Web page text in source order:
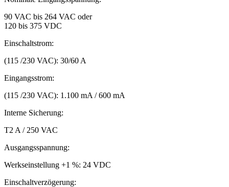
90 VAC bis 264 VAC oder
120 bis 375 VDC
Einschaltstrom:
(115 /230 VAC): 30/60 A
Eingangsstrom:
(115 /230 VAC): 1.100 mA / 600 mA
Interne Sicherung:
T2 A / 250 VAC
Ausgangsspannung:
Werkseinstellung +1 %: 24 VDC
Einschaltverzögerung: